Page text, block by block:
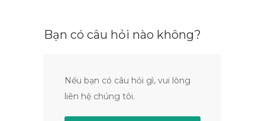
Bạn có câu hỏi nào không?
Nếu bạn có câu hỏi gì, vui lòng
liên hệ chúng tôi.